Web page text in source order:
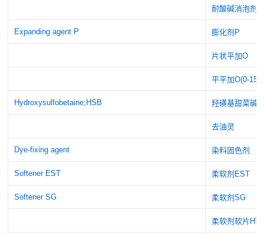
耐酸碱消泡剂
Expanding agent P 膨化剂P
片状平加O
平平加O(0-15)
Hydroxysulfobetaine;HSB 羟磺基甜菜碱
去油灵
Dye-fixing agent 染料固色剂
Softener EST 柔软剂EST
Softener SG 柔软剂SG
柔软剂软片HT